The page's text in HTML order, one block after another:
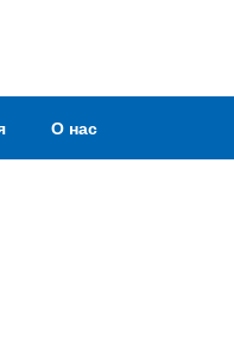
О нас